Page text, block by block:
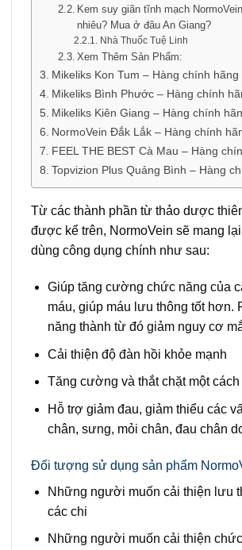
Kem suy giãn tĩnh mạch
nhiêu? Mua ở đâu An Giang?
Nhà Thuốc Tuệ Linh
Xem Thêm Sản Phẩm:
Mikeliks Kon Tum – Hàng chính hãng
Mikeliks Bình Phước – Hàng chính
Mikeliks Kiên Giang – Hàng chính
NormoVein Đắk Lắk – Hàng chính
FEEL THE BEST Cà Mau – Hàng
Topvizion Plus Quảng Bình – Hàng
Từ các thành phần từ thảo dược
được kể trên, NormoVein sẽ mang
dùng công dụng chính như sau:
Giúp tăng cường chức năng của
máu, giúp máu lưu thông tốt hơn.
năng thành từ đó giảm nguy cơ
Cải thiện độ đàn hồi khỏe mạnh
Tăng cường và thắt chặt một
Hỗ trợ giảm đau, giảm thiểu các
chân, sưng, mỏi chân, đau chân
Đối tượng sử dụng sản phẩm
Những người muốn cải thiện lưu
các chi
Những người muốn cải thiện